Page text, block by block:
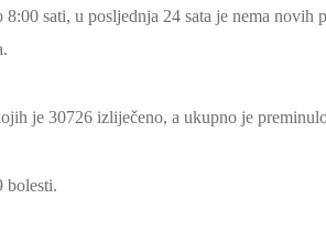
sati, u posljednja 24 sata je nema novih
je 30726 izliječeno, a ukupno je
bolesti.